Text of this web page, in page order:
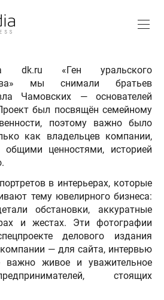
dk.ru «Ген уральского
мы снимали братьев
Чамовских — основателей
был посвящён семейному
поэтому важно было
как владельцев компании,
ценностями, историей
в интерьерах, которые
тему ювелирного бизнеса:
обстановки, аккуратные
и жестах. Эти фотографии
делового издания
— для сайта, интервью
важно живое и уважительное
стоящих